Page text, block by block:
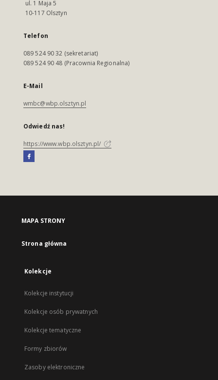
ul. 1 Maja 5
10-117 Olsztyn
Telefon
089 524 90 32 (sekretariat)
089 524 90 48 (Pracownia Regionalna)
E-Mail
wmbc@wbp.olsztyn.pl
Odwiedź nas!
https://www.wbp.olsztyn.pl/
MAPA STRONY
Strona główna
Kolekcje
Kolekcje instytucji
Kolekcje osób prywatnych
Kolekcje tematyczne
Formy zbiorów
Zasoby elektroniczne